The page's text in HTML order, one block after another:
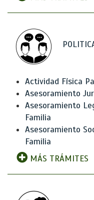
Actividad Física
Asesoramiento
Asesoramiento
Familia
Asesoramiento
Familia
MÁS TRÁMITES